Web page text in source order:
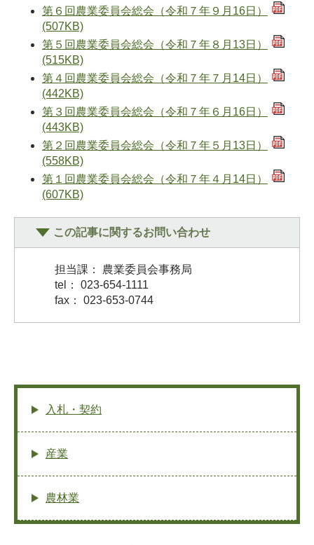
第６回農業委員会総会（令和７年９月16日）
(507KB)
第５回農業委員会総会（令和７年８月13日）
(515KB)
第４回農業委員会総会（令和７年７月14日）
(442KB)
第３回農業委員会総会（令和７年６月16日）
(443KB)
第２回農業委員会総会（令和７年５月13日）
(558KB)
第１回農業委員会総会（令和７年４月14日）
(607KB)
この記事に関するお問い合わせ
担当課： 農業委員会事務局
tel： 023-654-1111
fax： 023-653-0744
入札・契約
産業
農林業